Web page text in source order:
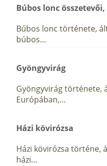
Búbos lonc
Búbos lonc története,
búbos…
Gyöngyvirág
Gyöngyvirág története,
Európában,…
Házi kövirózsa
Házi kövirózsa történe,
házi…